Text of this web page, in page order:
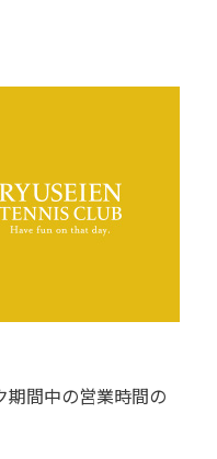
期間中の営業時間の